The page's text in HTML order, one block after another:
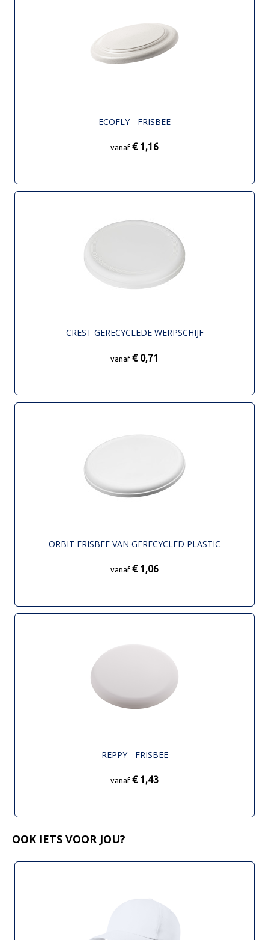
ECOFLY - FRISBEE
vanaf € 1,16
CREST GERECYCLEDE WERPSCHIJF
vanaf € 0,71
ORBIT FRISBEE VAN GERECYCLED PLASTIC
vanaf € 1,06
REPPY - FRISBEE
vanaf € 1,43
OOK IETS VOOR JOU?